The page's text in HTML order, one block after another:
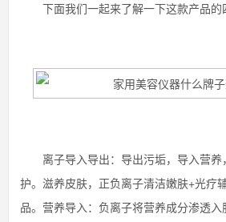
下面我们一起来了解一下这款产品的
离子导入导出：导出污垢，导入营养
护。滋养皮肤，正负离子清洁嫩肤+光疗
品。营养导入：负离子将营养成分渗透